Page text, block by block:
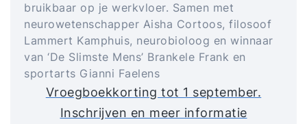
bruikbaar op je werkvloer. Samen met
neurowetenschapper Aisha Cortoos, filosoof
Lammert Kamphuis, neurobioloog en winnaar
van ‘De Slimste Mens’ Brankele Frank en
sportarts Gianni Faelens
Vroegboekkorting tot 1 september.
Inschrijven en meer informatie